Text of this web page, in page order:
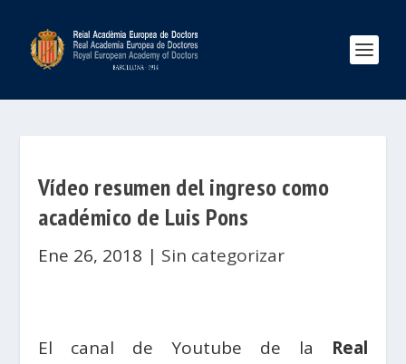
Vídeo resumen del ingreso como
académico de Luis Pons
Ene 26, 2018 | Sin categorizar
El canal de Youtube de la Real